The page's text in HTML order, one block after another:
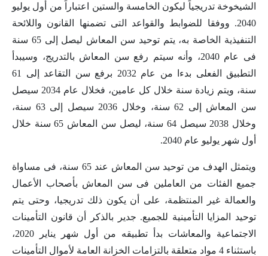
الشيخوخة تدريجياً ليكون الخامسة والستين اعتباراً من أول يوليو
2040. ووفقا للضوابط والقواعد التى تضمنها القانون واللائحة
التنفيذية الخاصة به، يتم توحيد سن المعاش ليصل إلى 65 سنة
فى عام 2040، وأنه سيتم رفع سن المعاش بالتدريج، وسيبدأ
التطبيق الفعلى بدءا من عام 2032 برفع سن التقاعد إلى 61
سنة، ويتم زيادة سنة خلال كل عامين، فخلال عام 2034 سيصل
سن المعاش إلى 62 سنة، وخلال 2036 سيصل إلى 63 سنة،
وخلال 2038 سيصل 64 سنة، ليصل سن المعاش 65 سنة خلال
أول شهر يوليو عام 2040.
ويتمثل الهدف من توحيد سن المعاش عند 65 سنة، فى مساواة
جميع الفئات من العاملين فى سن المعاش بأصحاب الأعمال
والعمالة غير المنتظمة، على أن يكون ذلك تدريجيا، وحتى يتم
توحيد المزايا التأمينية للجميع. جدير بالذكر أن قانون التأمينات
الاجتماعية والمعاشات بدأ تطبيقه من أول شهر يناير 2020،
باستثناء 4 مواد متعلقة بالتزامات الخزانة العامة لأموال التأمينات